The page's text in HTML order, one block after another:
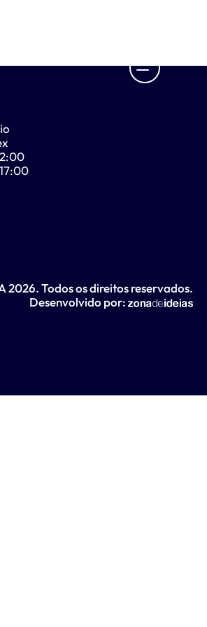
2026. Todos os direitos reservados.
Desenvolvido por: